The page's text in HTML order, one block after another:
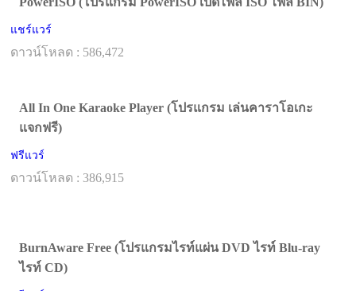
แชร์แวร์
ดาวน์โหลด : 586,472
All In One Karaoke Player (โปรแกรม เล่นคาราโอเกะ
แจกฟรี)
ฟรีแวร์
ดาวน์โหลด : 386,915
BurnAware Free (โปรแกรมไรท์แผ่น DVD ไรท์ Blu-ray
ไรท์ CD)